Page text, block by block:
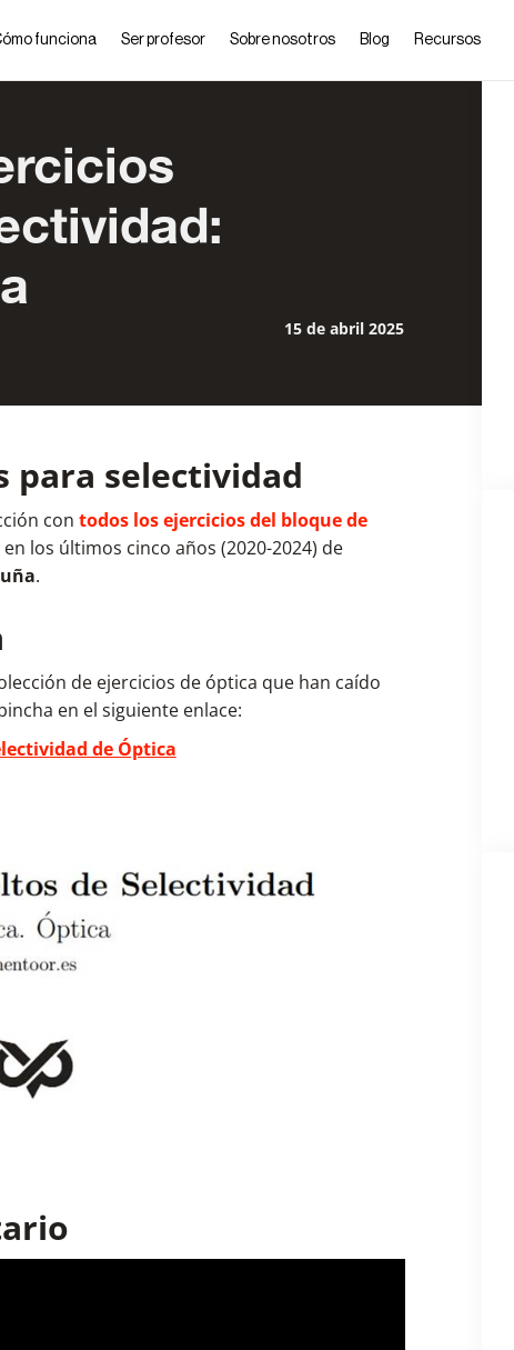
funciona Ser profesor Sobre nosotros Blog Recursos
15 de abril 2025
para selectividad
con todos los ejercicios del bloque de
los últimos cinco años (2020-2024) de
.
de ejercicios de óptica que han caído
en el siguiente enlace:
de Óptica